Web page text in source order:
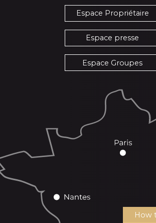
Espace Propriétaire
Espace presse
Espace Groupes
How